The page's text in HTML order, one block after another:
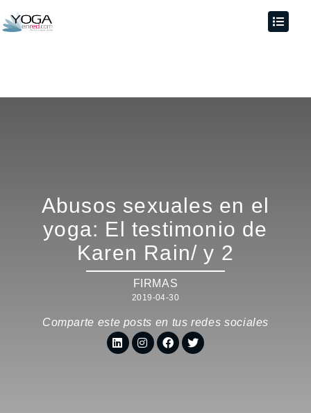
Abusos sexuales en el
yoga: El testimonio de
Karen Rain/ y 2
FIRMAS
2019-04-30
Comparte este posts en tus redes sociales